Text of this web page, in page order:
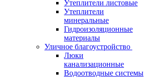
Утеплители листовые
Утеплители
минеральные
Гидроизоляционные
материалы
Уличное благоустройство
Люки
канализационные
Водоотводные системы